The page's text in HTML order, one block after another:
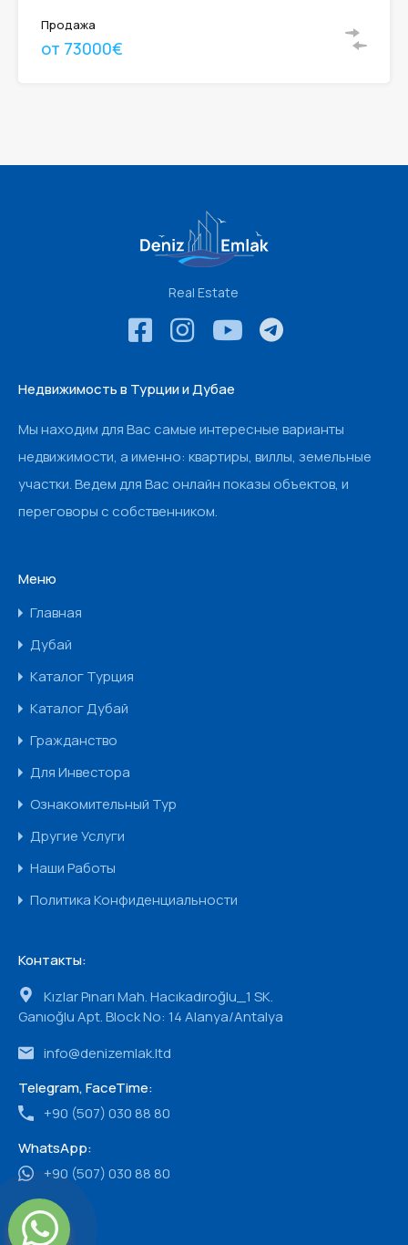
Продажа
от 73000€
Real Estate
Недвижимость в Турции и Дубае
Мы находим для Вас самые интересные варианты
недвижимости, а именно: квартиры, виллы, земельные
участки. Ведем для Вас онлайн показы объектов, и
переговоры с собственником.
Меню
Главная
Дубай
Каталог Турция
Каталог Дубай
Гражданство
Для Инвестора
Ознакомительный Тур
Другие Услуги
Наши Работы
Политика Конфиденциальности
Контакты:
Kızlar Pınarı Mah. Hacıkadıroğlu_1 SK.
Ganıoğlu Apt. Block No: 14 Alanya/Antalya
info@denizemlak.ltd
Telegram, FaceTime:
+90 (507) 030 88 80
WhatsApp:
+90 (507) 030 88 80